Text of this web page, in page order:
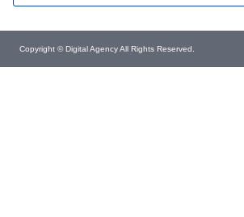
Copyright © Digital Agency All Rights Reserved.